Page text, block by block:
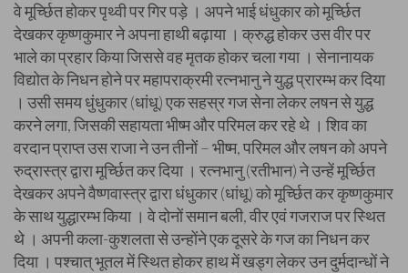
वे मूर्च्छित होकर पृथ्वी पर गिर पड़े । अपने भाई धंधुकार को मूर्च्छित
देखकर कृष्णकुमार ने अपना हाथी बढ़ाया । क्रुद्ध होकर उस वीर पर
भाले का प्रहार किया जिससे वह मृतक होकर चला गया । सेनानायक
विद्योत के निधन होने पर महापराक्रमी रत्नभानु ने युद्ध प्रारम्भ कर दिया
। उसी समय धुंधुकार (धांधू) एक सहस्र गज सेना लेकर लषन से युद्ध
करने लगा, जिसकी सहायता भीष्म और परिमल कर रहे थे । शिव का
वरदान प्राप्त उस राजा ने उन तीनों – भीष्म, परिमल और लषन को अपने
रुद्रास्त्र द्वारा मूर्च्छित कर दिया । रत्नभानु (रतीभान) ने उन्हें मूर्च्छित
देखकर अपने वैष्णवास्त्र द्वारा धंधुकार (धांधू) को मूर्च्छित कर कृष्णकुमार
के साथ युद्धारम्भ किया । वे दोनों समान बली, वीर एवं गजराज पर स्थित
थे । अपनी कला-कुशलता से उन्होंने एक दूसरे के गज का निधन कर
दिया । पश्चात् भूतल में स्थित होकर हाथ में खड्ग लेकर उन दुर्मदान्धों ने